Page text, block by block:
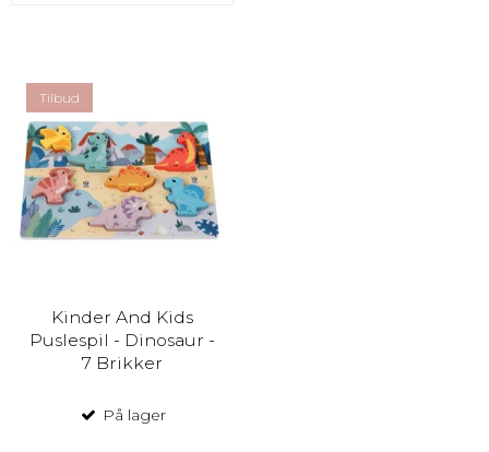
Tilbud
Kinder And Kids
Puslespil - Dinosaur -
7 Brikker
På lager